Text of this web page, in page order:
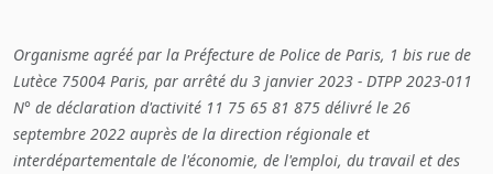
Organisme agréé par la Préfecture de Police de Paris, 1 bis rue de
Lutèce 75004 Paris, par arrêté du 3 janvier 2023 - DTPP 2023-011
N° de déclaration d'activité 11 75 65 81 875 délivré le 26
septembre 2022 auprès de la direction régionale et
interdépartementale de l'économie, de l'emploi, du travail et des